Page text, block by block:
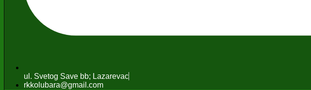
ul. Svetog Save bb; Lazarevac
rkkolubara@gmail.com